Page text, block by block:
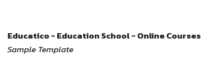
Educatico - Education School - Online Courses
Sample Template